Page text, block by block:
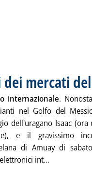
mercati
internazionale.
nel Golfo del
dell'uragano Isaac
e il gravissimo
di Amuay di
int...